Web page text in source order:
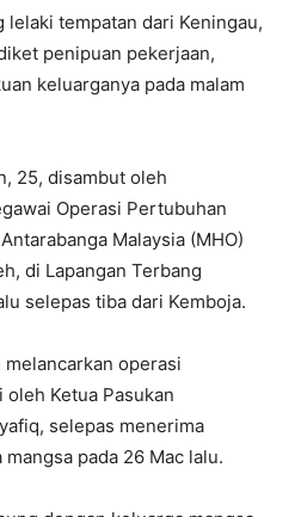
lelaki tempatan dari Keningau,
penipuan pekerjaan,
keluarganya pada malam
25, disambut oleh
Operasi Pertubuhan
Malaysia (MHO)
di Lapangan Terbang
selepas tiba dari Kemboja.
operasi
Ketua Pasukan
selepas menerima
pada 26 Mac lalu.